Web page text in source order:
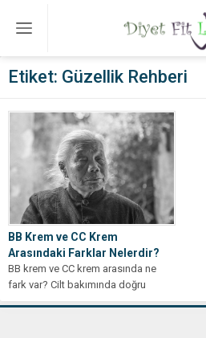
Etiket: Güzellik Rehberi
BB Krem ve CC Krem
Arasındaki Farklar Nelerdir?
BB krem ve CC krem arasında ne
fark var? Cilt bakımında doğru
seçim yapmanız için...